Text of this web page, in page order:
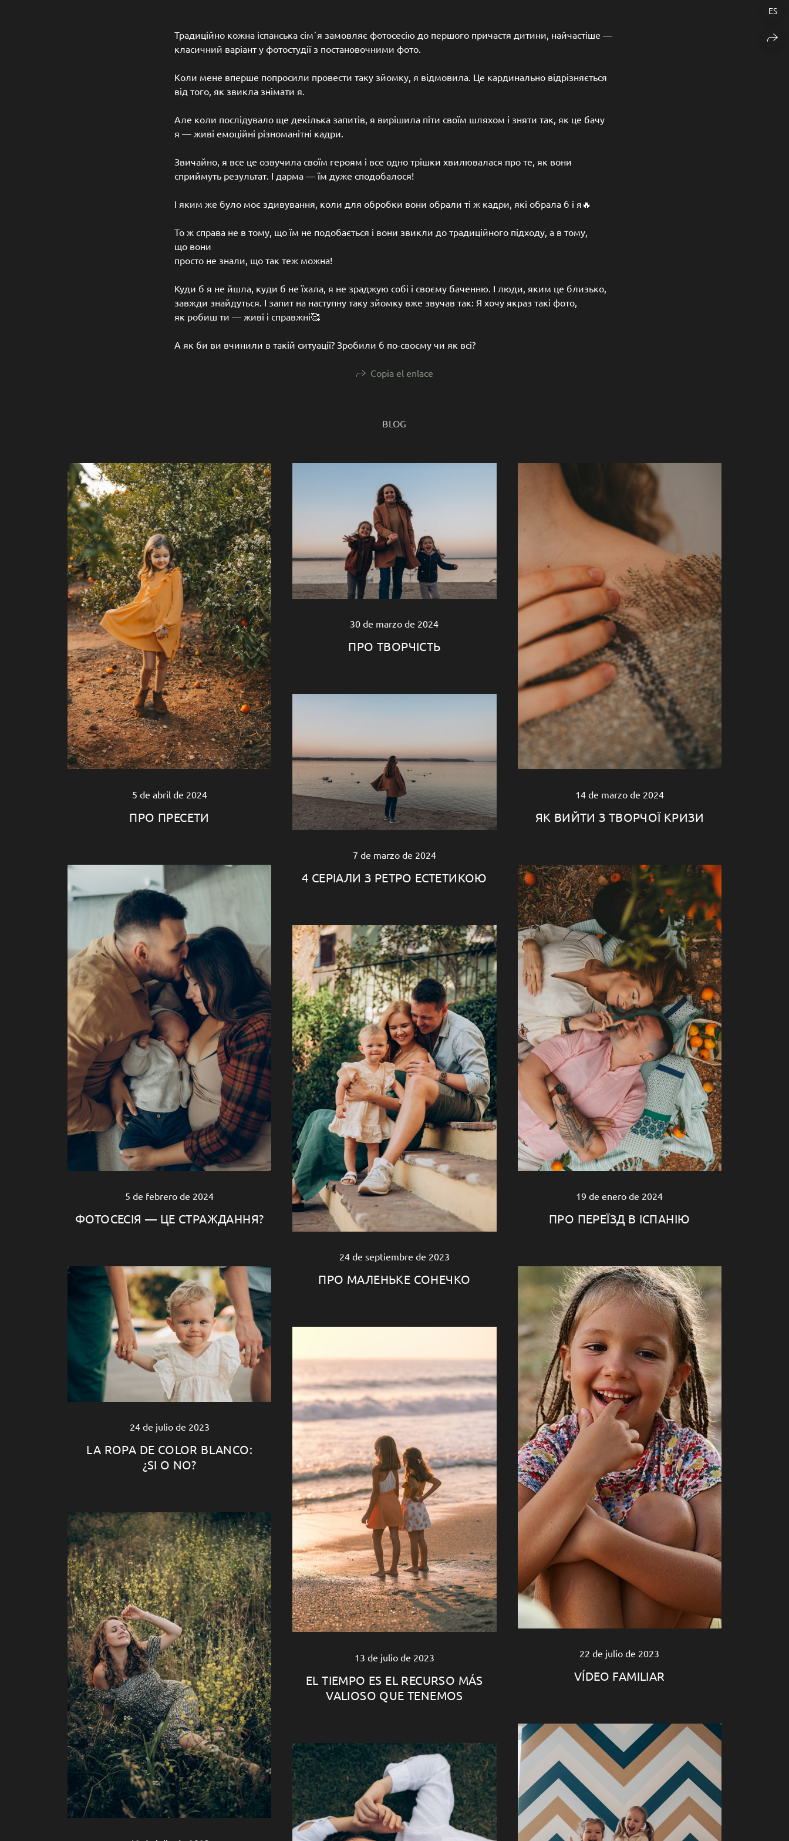
Традиційно кожна іспанська сімʼя замовляє фотосесію до першого причастя дитини, найчастіше —
класичний варіант у фотостудії з постановочними фото.
Коли мене вперше попросили провести таку зйомку, я відмовила. Це кардинально відрізняється
від того, як звикла знімати я.
Але коли послідувало ще декілька запитів, я вирішила піти своїм шляхом і зняти так, як це бачу
я — живі емоційні різноманітні кадри.
Звичайно, я все це озвучила своїм героям і все одно трішки хвилювалася про те, як вони
сприймуть результат. І дарма — їм дуже сподобалося!
І яким же було моє здивування, коли для обробки вони обрали ті ж кадри, які обрала б і я🔥
То ж справа не в тому, що їм не подобається і вони звикли до традиційного підходу, а в тому,
що вони
просто не знали, що так теж можна!
Куди б я не йшла, куди б не їхала, я не зраджую собі і своєму баченню. І люди, яким це близько,
завжди знайдуться. І запит на наступну таку зйомку вже звучав так: Я хочу якраз такі фото,
як робиш ти — живі і справжні🥰
А як би ви вчинили в такій ситуації? Зробили б по-своєму чи як всі?
Copia el enlace
BLOG
5 de abril de 2024
ПРО ПРЕСЕТИ
30 de marzo de 2024
ПРО ТВОРЧІСТЬ
14 de marzo de 2024
ЯК ВИЙТИ З ТВОРЧОЇ КРИЗИ
7 de marzo de 2024
4 СЕРІАЛИ З РЕТРО ЕСТЕТИКОЮ
5 de febrero de 2024
ФОТОСЕСІЯ — ЦЕ СТРАЖДАННЯ?
19 de enero de 2024
ПРО ПЕРЕЇЗД В ІСПАНІЮ
24 de septiembre de 2023
ПРО МАЛЕНЬКЕ СОНЕЧКО
24 de julio de 2023
LA ROPA DE COLOR BLANCO:
¿SI O NO?
22 de julio de 2023
VÍDEO FAMILIAR
13 de julio de 2023
EL TIEMPO ES EL RECURSO MÁS
VALIOSO QUE TENEMOS
ES